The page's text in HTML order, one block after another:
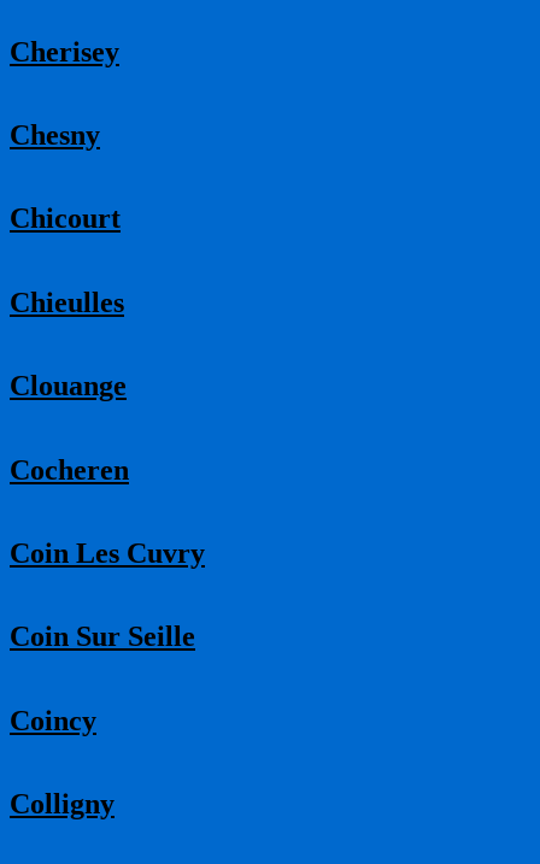
Cherisey
Chesny
Chicourt
Chieulles
Clouange
Cocheren
Coin Les Cuvry
Coin Sur Seille
Coincy
Colligny